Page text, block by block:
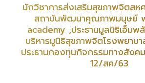
นักวิชาการส่งเสริมสุขภาพจิตสห
สถาบันพัฒนาคุณภาพมนุษย์
academy ,ประธานมูลนิธิเอ็มพ
บริหารมูนิธิสุขภาพจิตโรงพยาบ
ประธานกองทุนกิจกรรมทางสังค
12/สค/63